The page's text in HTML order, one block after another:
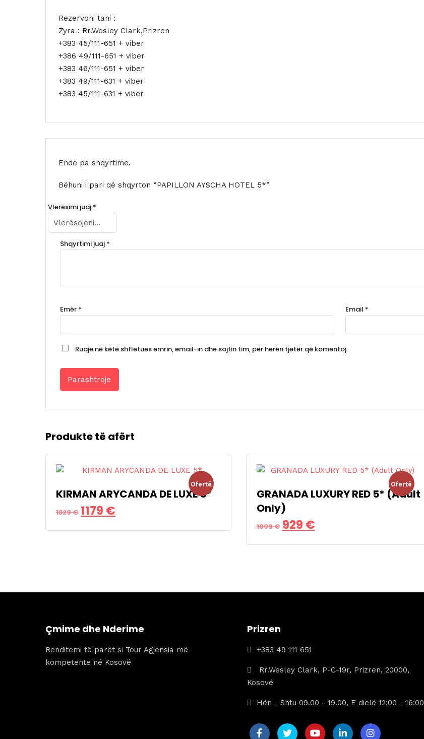
Rezervoni tani :
Zyra : Rr.Wesley Clark,Prizren
+383 45/111-651 + viber
+386 49/111-651 + viber
+383 46/111-651 + viber
+383 49/111-631 + viber
+383 45/111-631 + viber
Ende pa shqyrtime.
Bëhuni i pari që shqyrton “PAPILLON AYSCHA HOTEL 5*”
Vlerësimi juaj *
Shqyrtimi juaj *
Emër * Email *
Ruaje në këtë shfletues emrin, email-in dhe sajtin tim, për herën tjetër që komentoj.
Produkte të afërt
Ofertë
KIRMAN ARYCANDA DE LUXE 5*
1329€ Çmimi
origjinal
1179 €
i
Ofertë
GRANADA LUXURY RED 5* (Adult
Only)
1099€ Çmimi
origjinal
929 €Çmimi
i
Çmime dhe Nderime
Renditemi të parët si Tour Agjensia më
kompetente në Kosovë
Prizren
+383 49 111 651
Rr.Wesley Clark, P-C-19r, Prizren, 20000,
Kosovë
Hën - Shtu 09.00 - 19.00, E dielë 12:00 - 16:00